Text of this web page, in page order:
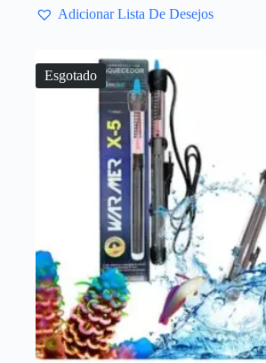
Adicionar Lista De Desejos
Esgotado